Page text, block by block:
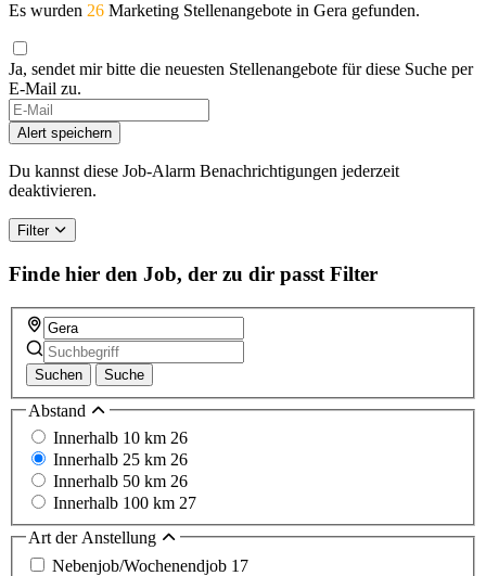
Es wurden 26 Marketing Stellenangebote in Gera gefunden.
Ja, sendet mir bitte die neuesten Stellenangebote für diese Suche per
E-Mail zu.
Alert speichern
Du kannst diese Job-Alarm Benachrichtigungen jederzeit
deaktivieren.
Filter
Finde hier den Job, der zu dir passt Filter
Suchen Suche
Abstand
Innerhalb 10 km 26
Innerhalb 25 km 26
Innerhalb 50 km 26
Innerhalb 100 km 27
Art der Anstellung
Nebenjob/Wochenendjob 17